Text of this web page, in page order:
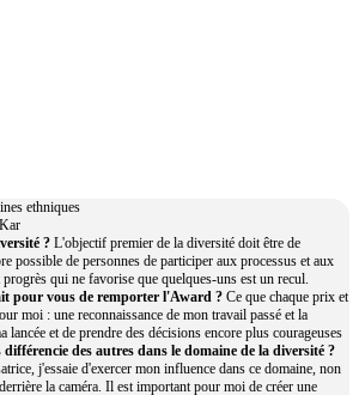
ethniques
? L'objectif premier de la diversité doit être de
possible de personnes de participer aux processus et aux
qui ne favorise que quelques-uns est un recul.
pour vous de remporter l'Award ? Ce que chaque prix et
moi : une reconnaissance de mon travail passé et la
et de prendre des décisions encore plus courageuses
des autres dans le domaine de la diversité ?
j'essaie d'exercer mon influence dans ce domaine, non
la caméra. Il est important pour moi de créer une